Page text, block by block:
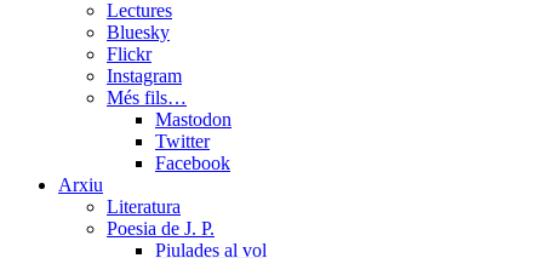
Lectures
Bluesky
Flickr
Instagram
Més fils…
Mastodon
Twitter
Facebook
Arxiu
Literatura
Poesia de J. P.
Piulades al vol